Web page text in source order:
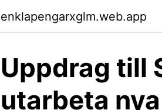
enklapengarxglm.web.app
Uppdrag till
utarbeta